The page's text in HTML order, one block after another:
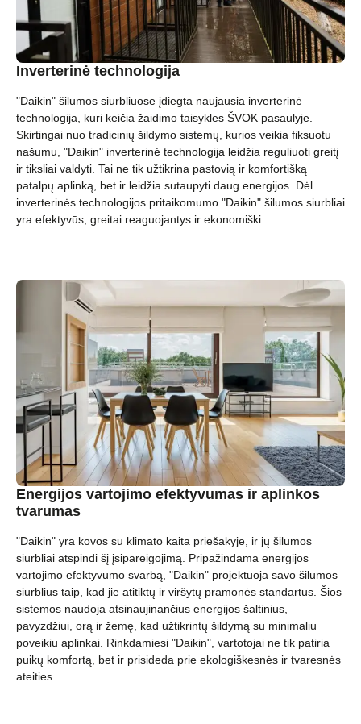
Inverterinė technologija
"Daikin" šilumos siurbliuose įdiegta naujausia inverterinė
technologija, kuri keičia žaidimo taisykles ŠVOK pasaulyje.
Skirtingai nuo tradicinių šildymo sistemų, kurios veikia fiksuotu
našumu, "Daikin" inverterinė technologija leidžia reguliuoti greitį
ir tiksliai valdyti. Tai ne tik užtikrina pastovią ir komfortišką
patalpų aplinką, bet ir leidžia sutaupyti daug energijos. Dėl
inverterinės technologijos pritaikomumo "Daikin" šilumos siurbliai
yra efektyvūs, greitai reaguojantys ir ekonomiški.
Energijos vartojimo efektyvumas ir aplinkos
tvarumas
"Daikin" yra kovos su klimato kaita priešakyje, ir jų šilumos
siurbliai atspindi šį įsipareigojimą. Pripažindama energijos
vartojimo efektyvumo svarbą, "Daikin" projektuoja savo šilumos
siurblius taip, kad jie atitiktų ir viršytų pramonės standartus. Šios
sistemos naudoja atsinaujinančius energijos šaltinius,
pavyzdžiui, orą ir žemę, kad užtikrintų šildymą su minimaliu
poveikiu aplinkai. Rinkdamiesi "Daikin", vartotojai ne tik patiria
puikų komfortą, bet ir prisideda prie ekologiškesnės ir tvaresnės
ateities.